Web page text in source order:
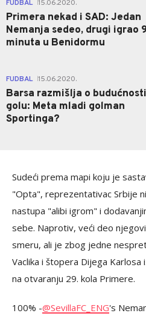
FUDBAL 15.06.2020.
Primera nekad i SAD: Jedan
Nemanja sedeo, drugi igrao
minuta u Benidormu
FUDBAL 15.06.2020.
Barsa razmišlja o
golu: Meta mladi golman
Sportinga?
Sudeći prema mapi koju je
"Opta", reprezentativac Srbije
nastupa "alibi igrom" i
sebe. Naprotiv, veći deo
smeru, ali je zbog jedne
Vaclika i štopera Dijega
na otvaranju 29. kola Primere.
100% -@SevillaFC_ENG's